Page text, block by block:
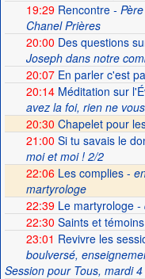
19:29Rencontre- Père
Chanel Prières
20:00 Des questions
Joseph dans notre
20:07En parler c'est
20:14Méditation sur
avez la foi, rien ne
20:30 Chapelet pour
21:00 Si tu savais le
moi et moi ! 2/2
22:06 Les complies -
martyrologe
22:39Le martyrologe-
22:30 Saints et témoins
23:01 Revivre les
boulversé,
Session pour Tous, mardi